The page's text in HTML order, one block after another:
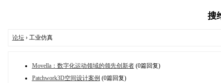
搜
论坛› 工业仿真
Movella：数字化运动领域的领先创新者(0篇回复)
Patchwork3D空间设计案例 (0篇回复)